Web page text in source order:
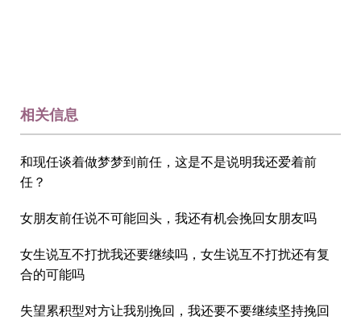
相关信息
和现任谈着做梦梦到前任，这是不是说明我还爱着前
任？
女朋友前任说不可能回头，我还有机会挽回女朋友吗
女生说互不打扰我还要继续吗，女生说互不打扰还有复
合的可能吗
失望累积型对方让我别挽回，我还要不要继续坚持挽回